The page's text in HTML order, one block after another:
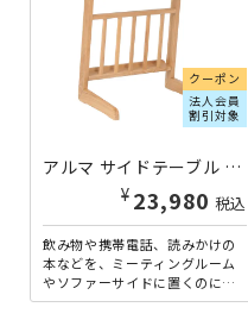
クーポン
法人会員
割引対象
アルマ サイドテーブル W550×D360×H590 ナチュラル MKA-590-NA | 982804
¥ 23,980 税込
飲み物や携帯電話、読みかけの
本などを、ミーティングルーム
やソファーサイドに置くのにぴ
ったりな、安定感のあるキャス